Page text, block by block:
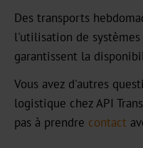
Textured
Graphical
UBH
BBN
Des transports
l'utilisation de
garantissent la
Vous avez d'autres
logistique chez API
pas à prendre contact